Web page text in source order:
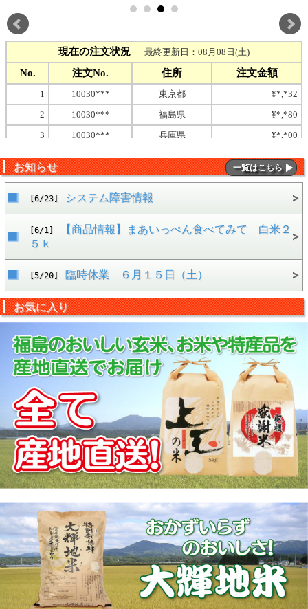
お知らせ 一覧はこちら
[6/23] システム障害情報
[6/1]
【商品情報】まあいっぺん食べてみて 白米２
５ｋ
[5/20] 臨時休業 ６月１５日（土）
お気に入り